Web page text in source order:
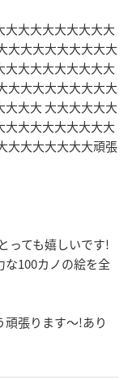
大大大大大大大大
大大大大大大大大大
大大大大大大大大
大大大大大大大大大
大大 大大大大大大
大大大大大大大大
大大大大大大大頑張
っても嬉しいです!
な100カノの絵を全
張ります〜!あり